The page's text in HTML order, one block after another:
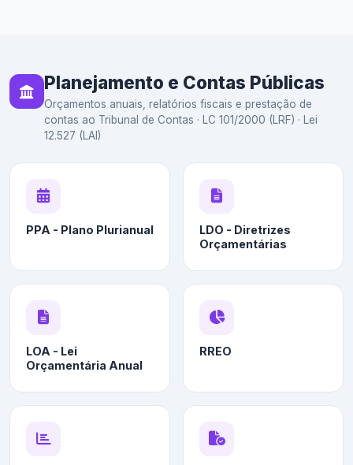
Planejamento e Contas Públicas
Orçamentos anuais, relatórios fiscais e prestação de
contas ao Tribunal de Contas · LC 101/2000 (LRF) · Lei
12.527 (LAI)
PPA - Plano Plurianual
LDO - Diretrizes
Orçamentárias
LOA - Lei
Orçamentária Anual
RREO